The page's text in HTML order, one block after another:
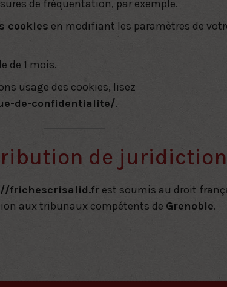
de fréquentation, par exemple.
cookies en modifiant les paramètres de
de 1 mois.
usage des cookies, lisez
de-confidentialite/.
de
frichescrisalid.fr est soumis au droit
aux tribunaux compétents de Grenoble.